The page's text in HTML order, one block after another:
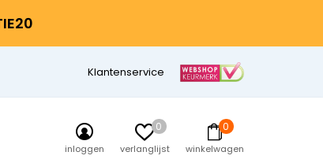
Klantenservice
inloggen
0
verlanglijst
0
winkelwagen